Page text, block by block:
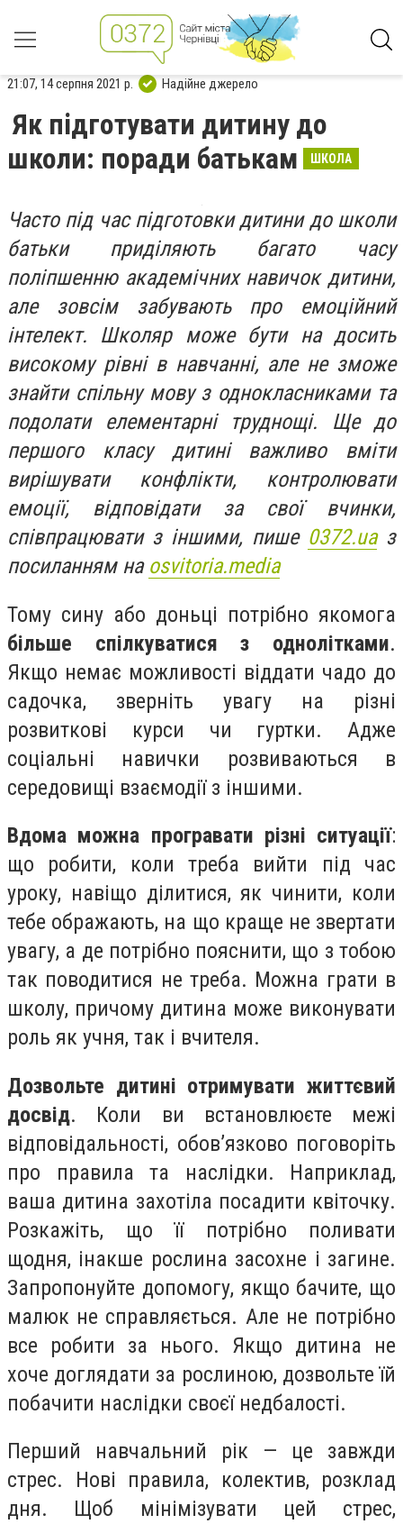
21:07, 14 серпня 2021 р. Надійне джерело
Як підготувати дитину до
школи: поради батькам
ШКОЛА
Часто під час підготовки дитини до школи
батьки приділяють багато часу
поліпшенню академічних навичок дитини,
але зовсім забувають про емоційний
інтелект. Школяр може бути на досить
високому рівні в навчанні, але не зможе
знайти спільну мову з однокласниками та
подолати елементарні труднощі. Ще до
першого класу дитині важливо вміти
вирішувати конфлікти, контролювати
емоції, відповідати за свої вчинки,
співпрацювати з іншими, пише 0372.uaз
посиланням на osvitoria.media
Тому сину або доньці потрібно якомога
більше спілкуватися з однолітками.
Якщо немає можливості віддати чадо до
садочка, зверніть увагу на різні
розвиткові курси чи гуртки. Адже
соціальні навички розвиваються в
середовищі взаємодії з іншими.
Вдома можна програвати різні ситуації:
що робити, коли треба вийти під час
уроку, навіщо ділитися, як чинити, коли
тебе ображають, на що краще не звертати
увагу, а де потрібно пояснити, що з тобою
так поводитися не треба. Можна грати в
школу, причому дитина може виконувати
роль як учня, так і вчителя.
Дозвольте дитині отримувати життєвий
досвід. Коли ви встановлюєте межі
відповідальності, обов’язково поговоріть
про правила та наслідки. Наприклад,
ваша дитина захотіла посадити квіточку.
Розкажіть, що її потрібно поливати
щодня, інакше рослина засохне і загине.
Запропонуйте допомогу, якщо бачите, що
малюк не справляється. Але не потрібно
все робити за нього. Якщо дитина не
хоче доглядати за рослиною, дозвольте їй
побачити наслідки своєї недбалості.
Перший навчальний рік — це завжди
стрес. Нові правила, колектив, розклад
дня. Щоб мінімізувати цей стрес,